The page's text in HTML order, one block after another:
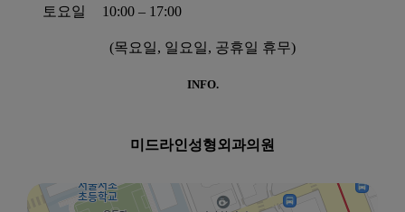
토요일
10:00 – 17:00
(목요일, 일요일, 공휴일 휴무)
INFO.
미드라인성형외과의원